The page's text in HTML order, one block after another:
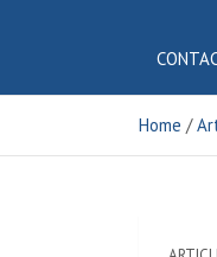
Home